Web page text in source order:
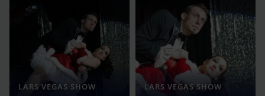
LARS VEGAS SHOW LARS VEGAS SHOW